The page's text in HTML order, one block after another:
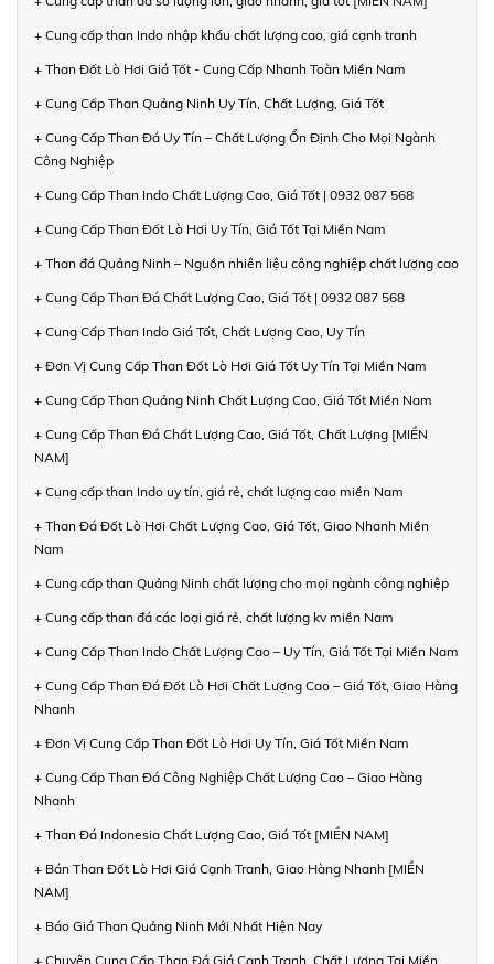
+ Cung cấp than Indo nhập khẩu chất lượng cao, giá cạnh tranh
+ Than Đốt Lò Hơi Giá Tốt - Cung Cấp Nhanh Toàn Miền Nam
+ Cung Cấp Than Quảng Ninh Uy Tín, Chất Lượng, Giá Tốt
+ Cung Cấp Than Đá Uy Tín – Chất Lượng Ổn Định Cho Mọi Ngành
Công Nghiệp
+ Cung Cấp Than Indo Chất Lượng Cao, Giá Tốt | 0932 087 568
+ Cung Cấp Than Đốt Lò Hơi Uy Tín, Giá Tốt Tại Miền Nam
+ Than đá Quảng Ninh – Nguồn nhiên liệu công nghiệp chất lượng cao
+ Cung Cấp Than Đá Chất Lượng Cao, Giá Tốt | 0932 087 568
+ Cung Cấp Than Indo Giá Tốt, Chất Lượng Cao, Uy Tín
+ Đơn Vị Cung Cấp Than Đốt Lò Hơi Giá Tốt Uy Tín Tại Miền Nam
+ Cung Cấp Than Quảng Ninh Chất Lượng Cao, Giá Tốt Miền Nam
+ Cung Cấp Than Đá Chất Lượng Cao, Giá Tốt, Chất Lượng [MIỀN
NAM]
+ Cung cấp than Indo uy tín, giá rẻ, chất lượng cao miền Nam
+ Than Đá Đốt Lò Hơi Chất Lượng Cao, Giá Tốt, Giao Nhanh Miền
Nam
+ Cung cấp than Quảng Ninh chất lượng cho mọi ngành công nghiệp
+ Cung cấp than đá các loại giá rẻ, chất lượng kv miền Nam
+ Cung Cấp Than Indo Chất Lượng Cao – Uy Tín, Giá Tốt Tại Miền Nam
+ Cung Cấp Than Đá Đốt Lò Hơi Chất Lượng Cao – Giá Tốt, Giao Hàng
Nhanh
+ Đơn Vị Cung Cấp Than Đốt Lò Hơi Uy Tín, Giá Tốt Miền Nam
+ Cung Cấp Than Đá Công Nghiệp Chất Lượng Cao – Giao Hàng
Nhanh
+ Than Đá Indonesia Chất Lượng Cao, Giá Tốt [MIỀN NAM]
+ Bán Than Đốt Lò Hơi Giá Cạnh Tranh, Giao Hàng Nhanh [MIỀN
NAM]
+ Báo Giá Than Quảng Ninh Mới Nhất Hiện Nay
+ Chuyên Cung Cấp Than Đá Giá Cạnh Tranh, Chất Lượng Tại Miền